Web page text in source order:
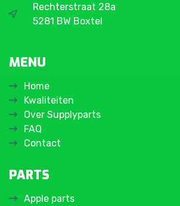
Rechterstraat 28a
5281 BW Boxtel
MENU
Home
Kwaliteiten
Over Supplyparts
FAQ
Contact
PARTS
Apple parts